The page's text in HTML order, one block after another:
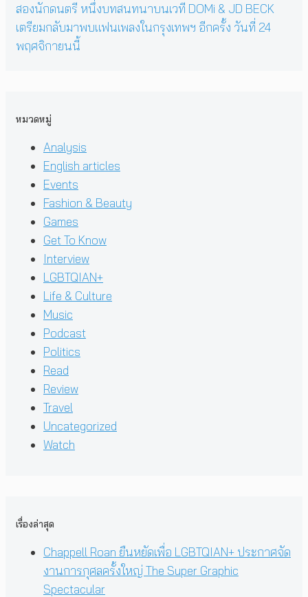
สองนักดนตรี หนึ่งบทสนทนาบนเวที DOMi & JD BECK
เตรียมกลับมาพบแฟนเพลงในกรุงเทพฯ อีกครั้ง วันที่ 24
พฤศจิกายนนี้
หมวดหมู่
Analysis
English articles
Events
Fashion & Beauty
Games
Get To Know
Interview
LGBTQIAN+
Life & Culture
Music
Podcast
Politics
Read
Review
Travel
Uncategorized
Watch
เรื่องล่าสุด
Chappell Roan ยืนหยัดเพื่อ LGBTQIAN+ ประกาศจัด
งานการกุศลครั้งใหญ่ The Super Graphic
Spectacular